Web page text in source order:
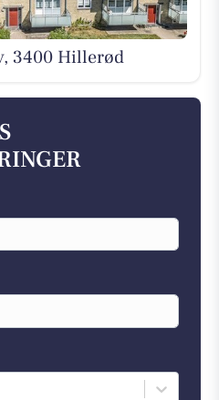
3400 Hillerød